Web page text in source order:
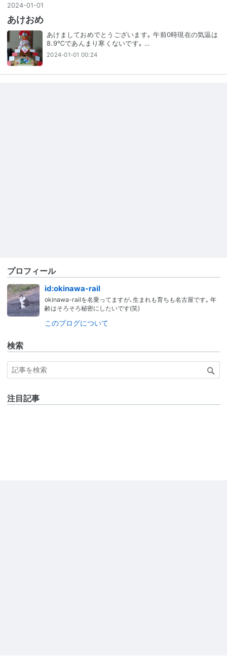
2024-01-01
あけおめ
あけましておめでとうございます｡ 午前0時現在の気温は
8.9℃であんまり寒くないです｡ …
2024-01-01 00:24
プロフィール
id:okinawa-rail
okinawa-railを名乗ってますが､生まれも育ちも名古屋です｡ 年
齢はそろそろ秘密にしたいです(笑)
このブログについて
検索
注目記事